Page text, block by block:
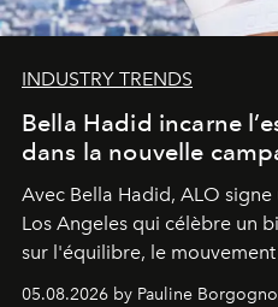
INDUSTRY TRENDS
Bella Hadid incarne
dans la nouvelle
Avec Bella Hadid, ALO
Los Angeles qui célèbre un
sur l'équilibre, le
05.08.2026 by Pauline Borgogno